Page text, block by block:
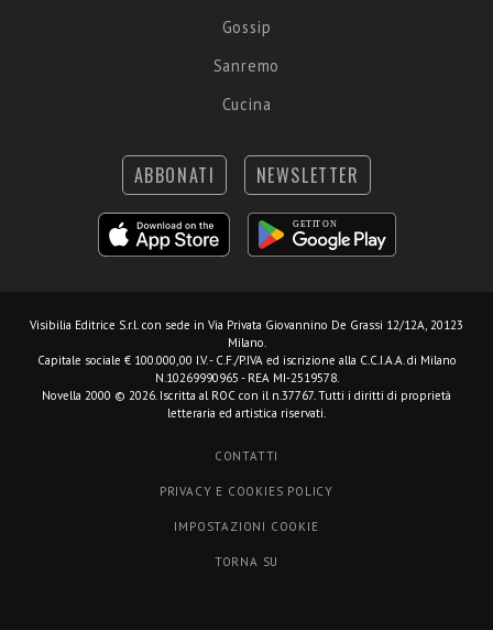
Gossip
Sanremo
Cucina
ABBONATI NEWSLETTER
Visibilia Editrice S.r.l. con sede in Via Privata Giovannino De Grassi 12/12A, 20123
Milano.
Capitale sociale € 100.000,00 I.V. - C.F./P.IVA ed iscrizione alla C.C.I.A.A. di Milano
N.10269990965 - REA MI-2519578.
Novella 2000 © 2026. Iscritta al ROC con il n.37767. Tutti i diritti di proprietà
letteraria ed artistica riservati.
CONTATTI
PRIVACY E COOKIES POLICY
IMPOSTAZIONI COOKIE
TORNA SU